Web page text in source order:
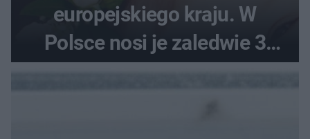
europejskiego kraju. W
Polsce nosi je zaledwie 3
kobiety